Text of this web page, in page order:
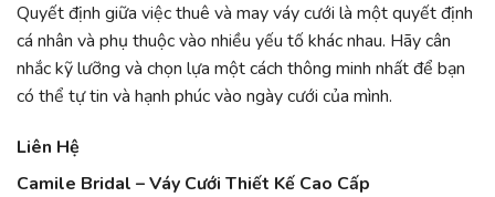
Quyết định giữa việc thuê và may váy cưới là một quyết định
cá nhân và phụ thuộc vào nhiều yếu tố khác nhau. Hãy cân
nhắc kỹ lưỡng và chọn lựa một cách thông minh nhất để bạn
có thể tự tin và hạnh phúc vào ngày cưới của mình.
Liên Hệ
Camile Bridal – Váy Cưới Thiết Kế Cao Cấp